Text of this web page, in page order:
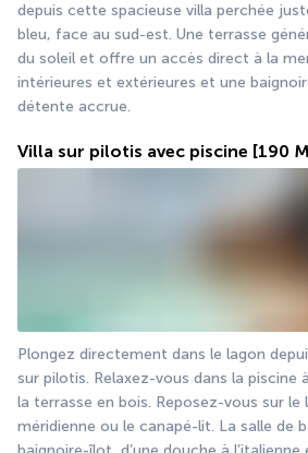
depuis cette spacieuse villa perchée
bleu, face au sud-est. Une terrasse
du soleil et offre un accès direct à la
intérieures et extérieures et une
détente accrue.
Villa sur pilotis avec piscine [190
Plongez directement dans le lagon
sur pilotis. Relaxez-vous dans la piscine
la terrasse en bois. Reposez-vous sur le
méridienne ou le canapé-lit. La salle de